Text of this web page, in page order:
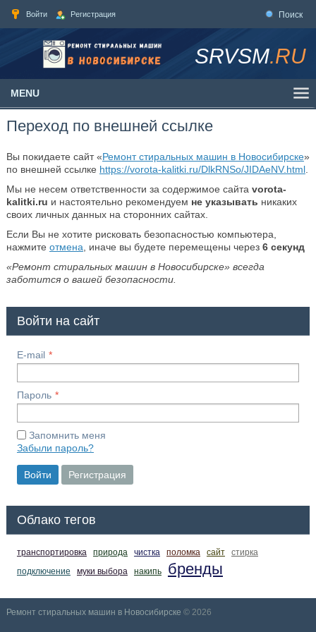
Войти Регистрация Поиск
SRVSM.RU
MENU
Переход по внешней ссылке
Вы покидаете сайт «Ремонт стиральных машин в Новосибирске»
по внешней ссылке https://vorota-kalitki.ru/DlkRNSo/JIDAeNV.html.
Мы не несем ответственности за содержимое сайта vorota-
kalitki.ru и настоятельно рекомендуем не указывать никаких
своих личных данных на сторонних сайтах.
Если Вы не хотите рисковать безопасностью компьютера,
нажмите отмена , иначе вы будете перемещены через 6секунд
«Ремонт стиральных машин в Новосибирске» всегда
заботится о вашей безопасности.
Войти на сайт
E-mail
Пароль
Запомнить меня
Забыли пароль?
Войти Регистрация
Облако тегов
транспортировка природа чистка поломка сайт
стирка
подключение
муки выбора накипь бренды
Ремонт стиральных машин в Новосибирске © 2026